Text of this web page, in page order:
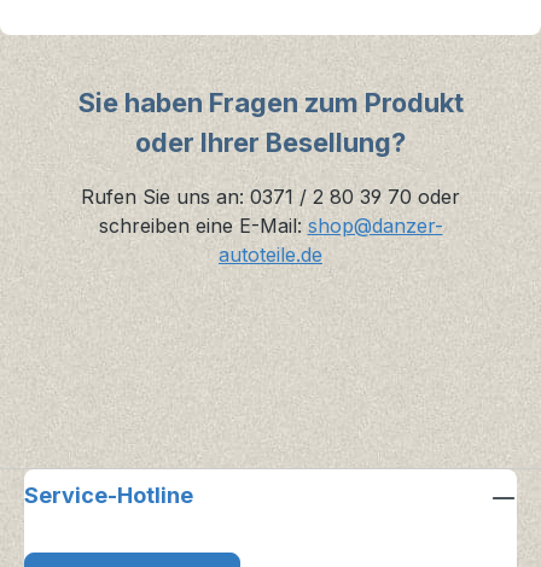
Sie haben Fragen zum Produkt
oder Ihrer Besellung?
Rufen Sie uns an: 0371 / 2 80 39 70 oder
schreiben eine E-Mail: shop@danzer-
autoteile.de
Service-Hotline